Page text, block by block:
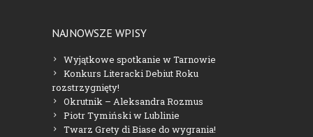
NAJNOWSZE WPISY
Wyjątkowe spotkanie w Tarnowie
Konkurs Literacki Debiut Roku
rozstrzygnięty!
Okrutnik – Aleksandra Rozmus
Piotr Tymiński w Lublinie
Twarz Grety di Biase do wygrania!